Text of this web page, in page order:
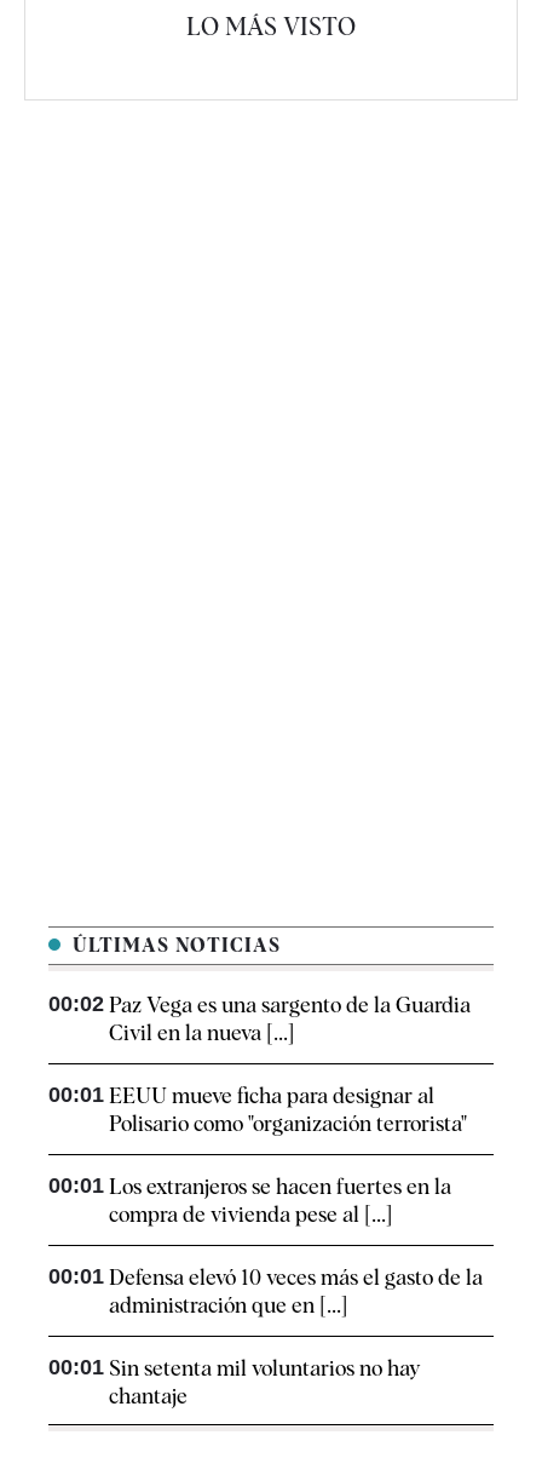
LO MÁS VISTO
ÚLTIMAS NOTICIAS
00:02 Paz Vega es una sargento de la Guardia
Civil en la nueva [...]
00:01 EEUU mueve ficha para designar al
Polisario como "organización terrorista"
00:01 Los extranjeros se hacen fuertes en la
compra de vivienda pese al [...]
00:01 Defensa elevó 10 veces más el gasto de la
administración que en [...]
00:01 Sin setenta mil voluntarios no hay
chantaje